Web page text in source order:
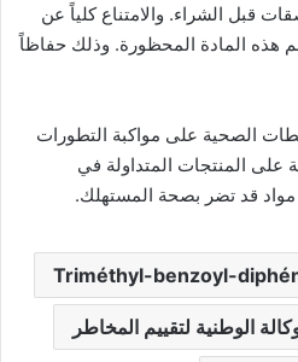
قبل الشراء. والامتناع كلياً عن
هذه المادة المحظورة. وذلك حفاظاً
الصحية على مواكبة التطورات
على المنتجات المتداولة في
قد تضر بصحة المستهلك.
Triméthyl-benzoyl-
الوطنية لتقييم المخاطر